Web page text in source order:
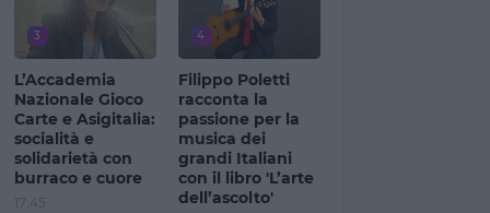
3
L’Accademia
Nazionale Gioco
Carte e Asigitalia:
socialità e
solidarietà con
burraco e cuore
17:45
4
Filippo Poletti
racconta la
passione per la
musica dei
grandi Italiani
con il libro 'L’arte
dell’ascolto'